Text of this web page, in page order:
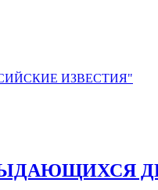
ИЗВЕСТИЯ"